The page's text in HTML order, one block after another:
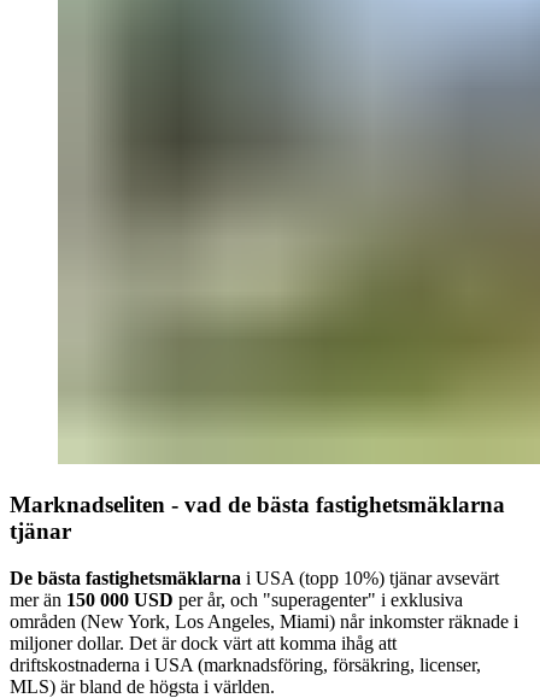
Marknadseliten - vad de bästa fastighetsmäklarna
tjänar
De bästa fastighetsmäklarna i USA (topp 10%) tjänar avsevärt
mer än 150 000 USD per år, och "superagenter" i exklusiva
områden (New York, Los Angeles, Miami) når inkomster räknade i
miljoner dollar. Det är dock värt att komma ihåg att
driftskostnaderna i USA (marknadsföring, försäkring, licenser,
MLS) är bland de högsta i världen.